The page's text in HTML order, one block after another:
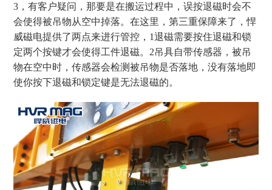
3，有客户疑问，那要是在搬运过程中，误按退磁时会不
会使得被吊物从空中掉落。在这里，第三重保障来了，悍
威磁电提供了两点来进行管控， 1退磁需要按住退磁和锁
定两个按键才会使得工件退磁。2吊具自带传感器，被吊
物在空中时，传感器会检测被吊物是否落地，没有落地即
使你按下退磁和锁定键是无法退磁的。